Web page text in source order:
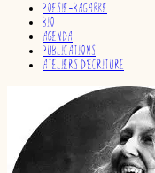
Poesie-bagarre
Bio
Agenda
Publications
Ateliers d'écriture